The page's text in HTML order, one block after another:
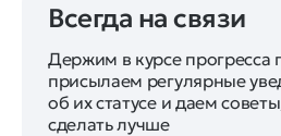
Всегда на связи
Держим в курсе прогресса
присылаем регулярные
об их статусе и даем
сделать лучше